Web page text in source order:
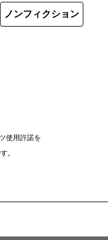
ノンフィクション
使用許諾を
。